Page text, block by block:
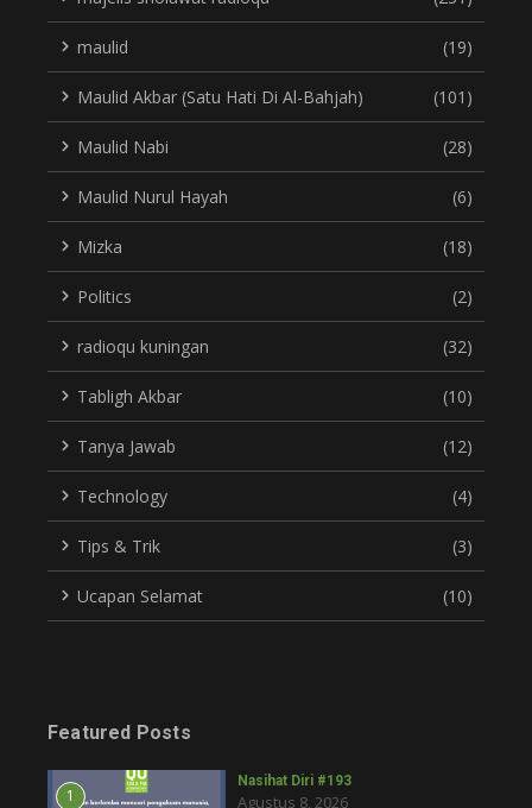
maulid (19)
Maulid Akbar (Satu Hati Di Al-Bahjah) (101)
Maulid Nabi (28)
Maulid Nurul Hayah (6)
Mizka (18)
Politics (2)
radioqu kuningan (32)
Tabligh Akbar (10)
Tanya Jawab (12)
Technology (4)
Tips & Trik (3)
Ucapan Selamat (10)
Featured Posts
1
Nasihat Diri #193
Agustus 8, 2026